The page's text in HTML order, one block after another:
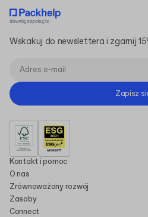
Kontakt i pomoc
O nas
Zrównoważony rozwój
Zasoby
Connect
Wskakuj do newslettera i zgarnij
Zapisz